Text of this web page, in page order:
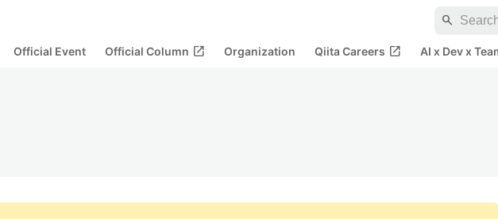
search
Official Event Official Column open_in_new Organization Qiita Careers open_in_new AI x Dev x